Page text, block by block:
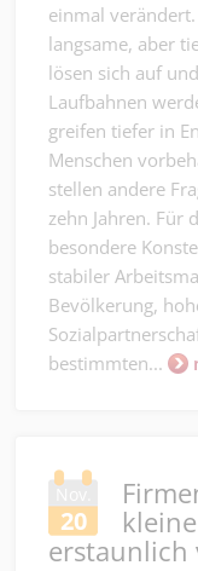
einmal
langsame, aber
lösen sich auf
Laufbahnen
greifen tiefer in
Menschen
stellen andere
zehn Jahren. Für
besondere
stabiler
Bevölkerung,
bestimmten...
Nov.
20
erstaunlich